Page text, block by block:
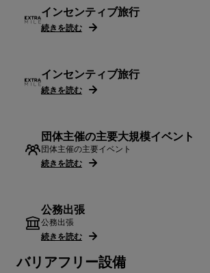
インセンティブ旅行
続きを読む
インセンティブ旅行
続きを読む
団体主催の主要大規模イベント
団体主催の主要イベント
続きを読む
公務出張
公務出張
続きを読む
バリアフリー設備